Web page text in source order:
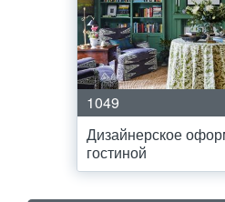
1049
Дизайнерское
гостиной